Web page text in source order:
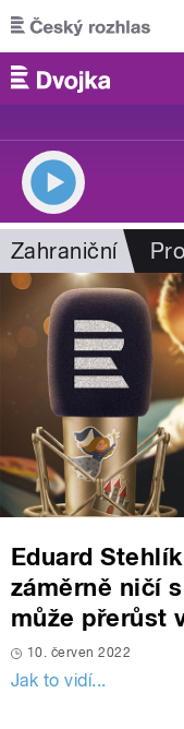
Přejít k hlavnímu
Zahraniční
Eduard
záměrně ničí
může přerůst
10. červen 2022
Jak to vidí...